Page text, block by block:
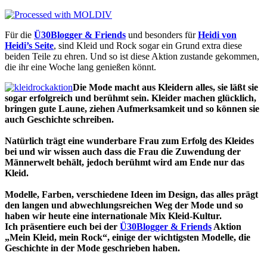
Für die Ü30Blogger & Friends und besonders fürHeidi von
Heidi’s Seite, sind Kleid und Rock sogar ein Grund extra diese
beiden Teile zu ehren. Und so ist diese Aktion zustande gekommen,
die ihr eine Woche lang genießen könnt.
Die Mode macht aus Kleidern alles, sie läßt sie
sogar erfolgreich und berühmt sein. Kleider machen glücklich,
bringen gute Laune, ziehen Aufmerksamkeit und so können sie
auch Geschichte schreiben.
Natürlich trägt eine wunderbare Frau zum Erfolg des Kleides
bei und wir wissen auch dass die Frau die Zuwendung der
Männerwelt behält, jedoch berühmt wird am Ende nur das
Kleid.
Modelle, Farben, verschiedene Ideen im Design, das alles prägt
den langen und abwechlungsreichen Weg der Mode und so
haben wir heute eine internationale Mix Kleid-Kultur.
Ich präsentiere euch bei der Ü30Blogger & Friends Aktion
„Mein Kleid, mein Rock“, einige der wichtigsten Modelle, die
Geschichte in der Mode geschrieben haben.